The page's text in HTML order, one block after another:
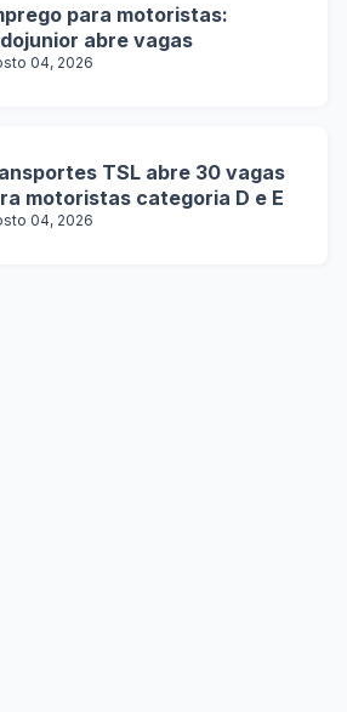
para motoristas:
abre vagas
04, 2026
TSL abre 30 vagas
motoristas categoria D e E
04, 2026